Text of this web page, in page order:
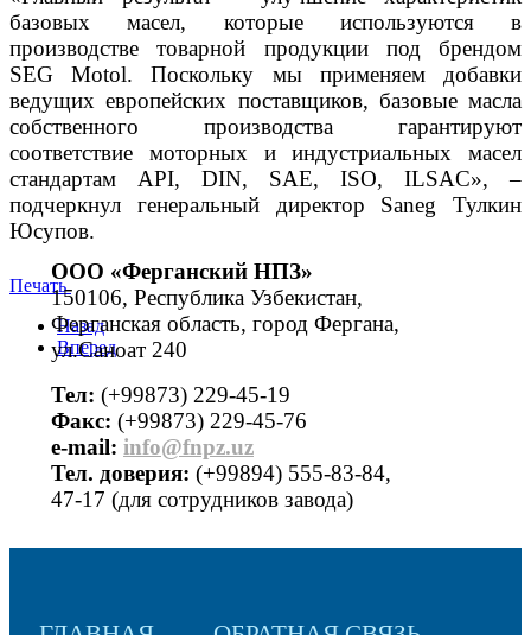
базовых масел, которые используются в
производстве товарной продукции под брендом
SEG Motol. Поскольку мы применяем добавки
ведущих европейских поставщиков, базовые масла
собственного производства гарантируют
соответствие моторных и индустриальных масел
стандартам API, DIN, SAE, ISO, ILSAC», –
подчеркнул генеральный директор Saneg Тулкин
Юсупов.
Печать
Назад
Вперед
ООО «Ферганский НПЗ»
150106, Республика Узбекистан,
Ферганская область, город Фергана,
ул.Саноат 240
Тел: (+99873) 229-45-19
Факс: (+99873) 229-45-76
е-mail: info@fnpz.uz
Тел. доверия: (+99894) 555-83-84,
47-17 (для сотрудников завода)